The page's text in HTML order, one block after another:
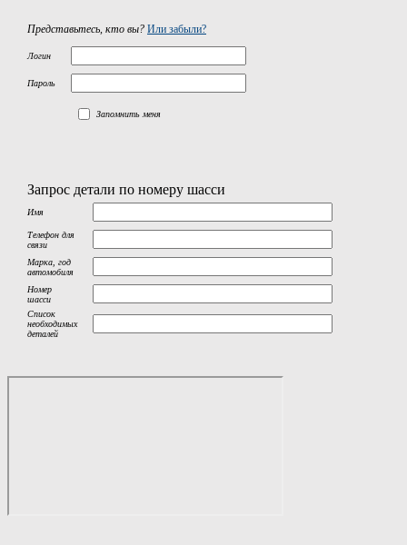
Представьтесь, кто вы? Или забыли?
Логин
Пароль
Запомнить меня
Запрос детали по номеру шасси
Имя
Телефон для
связи
Марка, год
автомобиля
Номер
шасси
Список
необходимых
деталей